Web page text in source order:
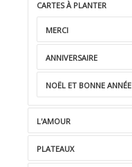
CARTES À PLANTER
MERCI
ANNIVERSAIRE
NOËL ET BONNE ANNÉE
L'AMOUR
PLATEAUX